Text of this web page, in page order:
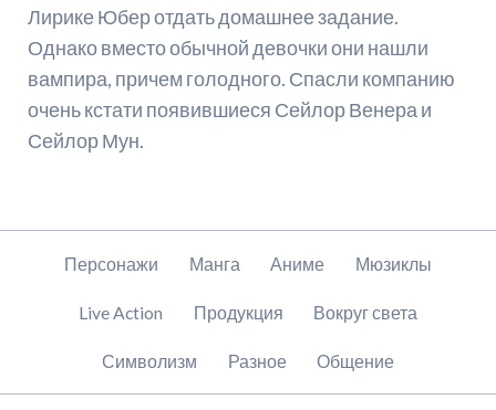
Лирике Юбер отдать домашнее задание.
Однако вместо обычной девочки они нашли
вампира, причем голодного. Спасли компанию
очень кстати появившиеся Сейлор Венера и
Сейлор Мун.
Пропустить
Персонажи Манга Аниме Мюзиклы
Live Action Продукция Вокруг света
Символизм Разное Общение